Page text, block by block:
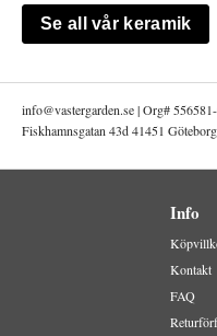
Se all vår keramik
info@vastergarden.se | Org#
Fiskhamnsgatan 43d 41451
Info
Kontakt
FAQ